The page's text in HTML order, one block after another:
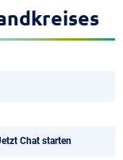
Chat starten